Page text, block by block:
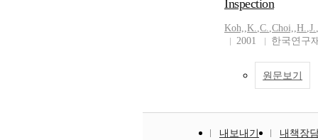
Inspection
Koh,,K.,C.,Choi,,H.,J.,
2001
한국연구
원문보기
내보내기 내책장